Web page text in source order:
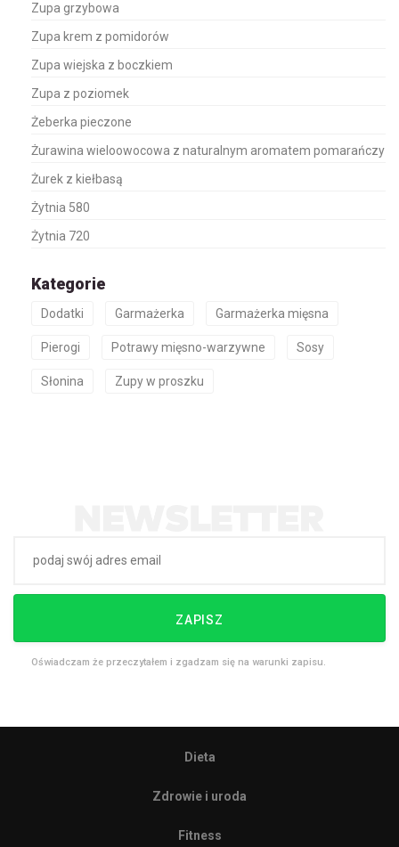
Zupa grzybowa
Zupa krem z pomidorów
Zupa wiejska z boczkiem
Zupa z poziomek
Żeberka pieczone
Żurawina wieloowocowa z naturalnym aromatem pomarańczy
Żurek z kiełbasą
Żytnia 580
Żytnia 720
Kategorie
Dodatki Garmażerka Garmażerka mięsna
Pierogi Potrawy mięsno-warzywne Sosy
Słonina Zupy w proszku
ZAPISZ
Oświadczam że przeczytałem i zgadzam się na warunki zapisu.
Dieta
Zdrowie i uroda
Fitness